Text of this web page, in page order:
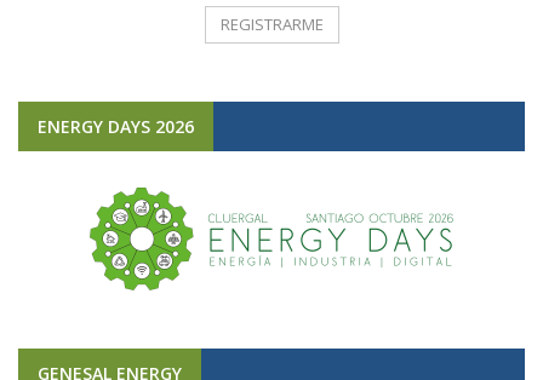
ENERGY DAYS 2026
GENESAL ENERGY